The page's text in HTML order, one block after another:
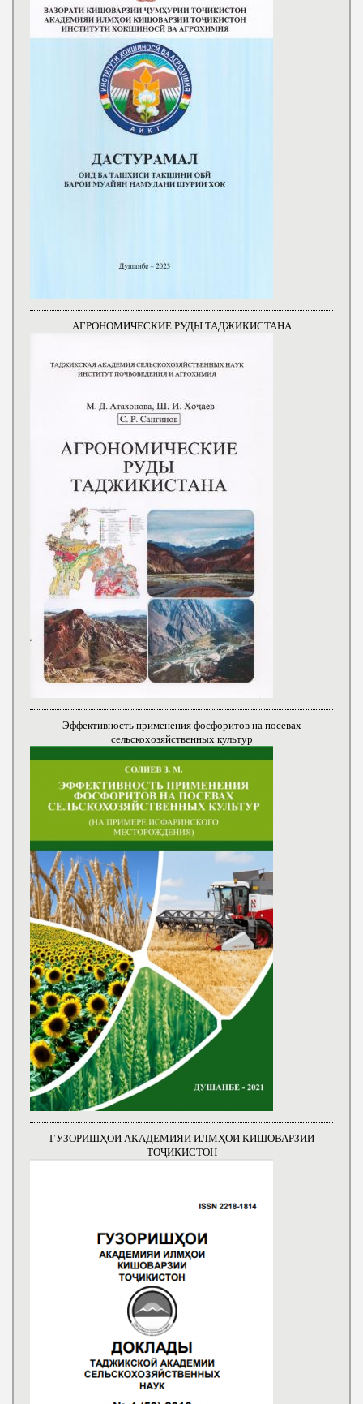
АГРОНОМИЧЕСКИЕ РУДЫ ТАДЖИКИСТАНА
Эффективность применения фосфоритов на посевах
сельскохозяйственных культур
ГУЗОРИШҲОИ АКАДЕМИЯИ ИЛМҲОИ КИШОВАРЗИИ
ТОҶИКИСТОН